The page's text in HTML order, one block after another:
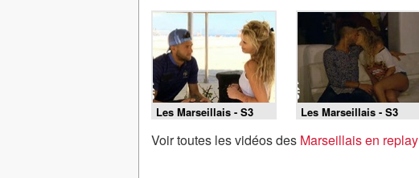
Les Marseillais - S3
E40
Les Marseillais - S3
E39
Voir toutes les vidéos des Marseillais en replay